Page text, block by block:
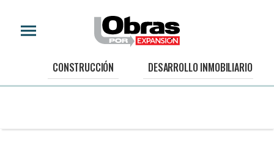
CONSTRUCCIÓN DESARROLLO INMOBILIARIO